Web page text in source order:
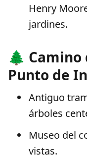
Henry
jardines.
🌲 Camino
Punto de
Antiguo
árboles
Museo del
vistas.